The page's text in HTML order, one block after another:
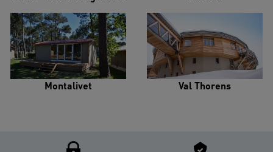
Montalivet Val Thorens